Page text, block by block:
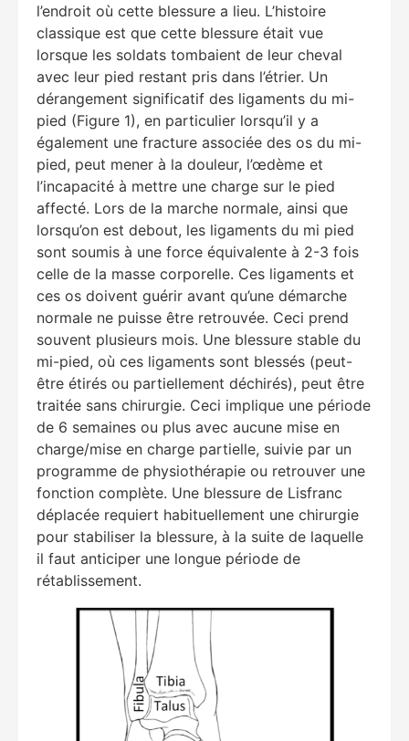
l’endroit où cette blessure a lieu. L’histoire
classique est que cette blessure était vue
lorsque les soldats tombaient de leur cheval
avec leur pied restant pris dans l’étrier. Un
dérangement significatif des ligaments du mi-
pied (Figure 1), en particulier lorsqu’il y a
également une fracture associée des os du mi-
pied, peut mener à la douleur, l’œdème et
l’incapacité à mettre une charge sur le pied
affecté. Lors de la marche normale, ainsi que
lorsqu’on est debout, les ligaments du mi pied
sont soumis à une force équivalente à 2-3 fois
celle de la masse corporelle. Ces ligaments et
ces os doivent guérir avant qu’une démarche
normale ne puisse être retrouvée. Ceci prend
souvent plusieurs mois. Une blessure stable du
mi-pied, où ces ligaments sont blessés (peut-
être étirés ou partiellement déchirés), peut être
traitée sans chirurgie. Ceci implique une période
de 6 semaines ou plus avec aucune mise en
charge/mise en charge partielle, suivie par un
programme de physiothérapie ou retrouver une
fonction complète. Une blessure de Lisfranc
déplacée requiert habituellement une chirurgie
pour stabiliser la blessure, à la suite de laquelle
il faut anticiper une longue période de
rétablissement.